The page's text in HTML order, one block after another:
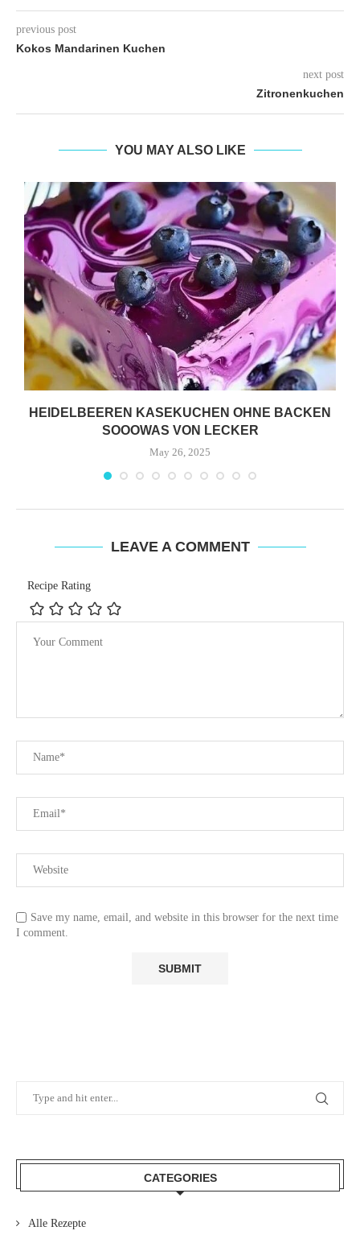
previous post
Kokos Mandarinen Kuchen
next post
Zitronenkuchen
YOU MAY ALSO LIKE
HEIDELBEEREN KASEKUCHEN OHNE BACKEN
SOOOWAS VON LECKER
May 26, 2025
LEAVE A COMMENT
Recipe Rating
Save my name, email, and website in this browser for the next time
I comment.
CATEGORIES
Alle Rezepte